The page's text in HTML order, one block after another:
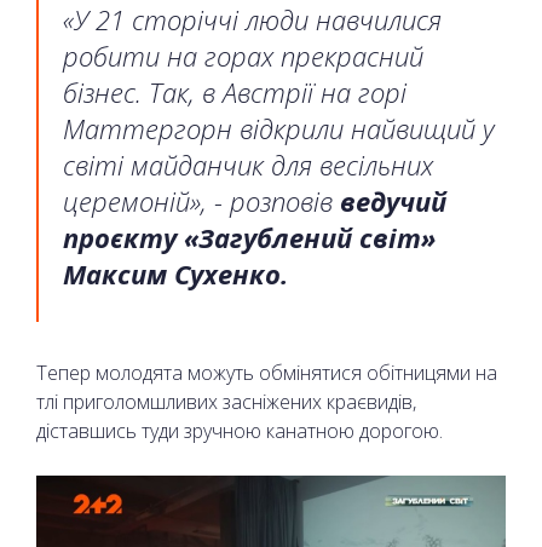
«У 21 сторіччі люди навчилися
робити на горах прекрасний
бізнес. Так, в Австрії на горі
Маттергорн відкрили найвищий у
світі майданчик для весільних
церемоній», - розповів ведучий
проєкту «Загублений світ»
Максим Сухенко.
Тепер молодята можуть обмінятися обітницями на
тлі приголомшливих засніжених краєвидів,
діставшись туди зручною канатною дорогою.